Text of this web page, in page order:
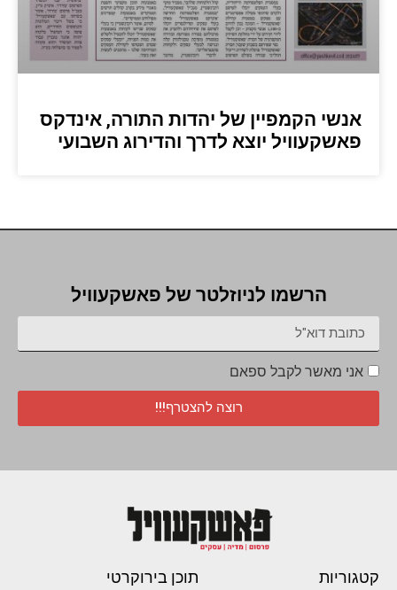
אנשי הקמפיין של יהדות התורה, אינדקס
פאשקעוויל יוצא לדרך והדירוג השבועי
הרשמו לניוזלטר של פאשקעוויל
אני מאשר לקבל ספאם
רוצה להצטרף!!!
קטגוריות תוכן בירוקרטי